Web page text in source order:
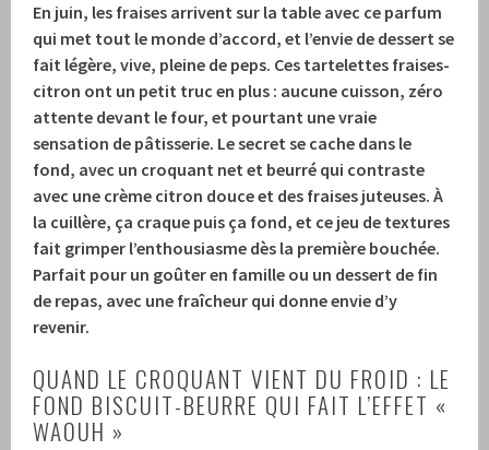
En juin, les fraises arrivent sur la table avec ce parfum
qui met tout le monde d’accord, et l’envie de dessert se
fait légère, vive, pleine de peps. Ces tartelettes fraises-
citron ont un petit truc en plus : aucune cuisson, zéro
attente devant le four, et pourtant une vraie
sensation de pâtisserie. Le secret se cache dans le
fond, avec un croquant net et beurré qui contraste
avec une crème citron douce et des fraises juteuses. À
la cuillère, ça craque puis ça fond, et ce jeu de textures
fait grimper l’enthousiasme dès la première bouchée.
Parfait pour un goûter en famille ou un dessert de fin
de repas, avec une fraîcheur qui donne envie d’y
revenir.
QUAND LE CROQUANT VIENT DU FROID : LE
FOND BISCUIT-BEURRE QUI FAIT L’EFFET «
WAOUH »